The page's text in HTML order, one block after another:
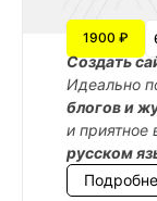
1900 ₽
Cоздать
Идеально
блогов и
и приятное
русском